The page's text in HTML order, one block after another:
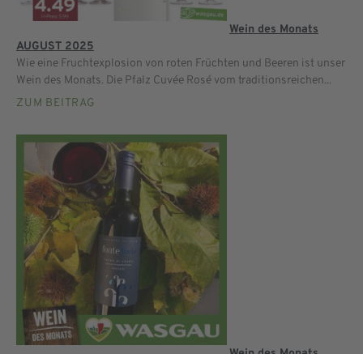
Wein des Monats
AUGUST 2025
Wie eine Fruchtexplosion von roten Früchten und Beeren ist unser
Wein des Monats. Die Pfalz Cuvée Rosé vom traditionsreichen...
ZUM BEITRAG